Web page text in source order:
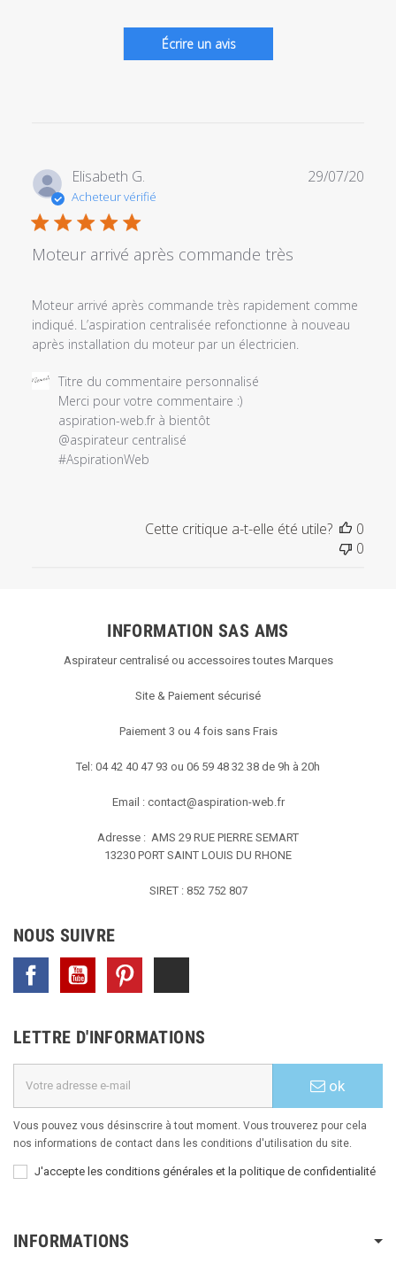
Écrire un avis
Elisabeth G.
Acheteur vérifié
Moteur arrivé après commande très
Moteur arrivé après commande très rapidement comme
indiqué. L’aspiration centralisée refonctionne à nouveau
après installation du moteur par un électricien.
Commentaires
propriétaire
magasin
Titre du commentaire personnalisé
Merci pour votre commentaire :)
aspiration-web.fr à bientôt
@aspirateur centralisé
#AspirationWeb
29/07/20
Cette critique a-t-elle été utile?
0
0
INFORMATION SAS AMS
Aspirateur centralisé ou accessoires toutes Marques
Site & Paiement sécurisé
Paiement 3 ou 4 fois sans Frais
Tel: 04 42 40 47 93 ou 06 59 48 32 38 de 9h à 20h
Email : contact@aspiration-web.fr
Adresse : AMS 29 RUE PIERRE SEMART
13230 PORT SAINT LOUIS DU RHONE
SIRET : 852 752 807
NOUS SUIVRE
Facebook YouTube
LETTRE D'INFORMATIONS
ok
Vous pouvez vous désinscrire à tout moment. Vous trouverez pour cela
nos informations de contact dans les conditions d'utilisation du site.
J'accepte les conditions générales et la politique de confidentialité
INFORMATIONS